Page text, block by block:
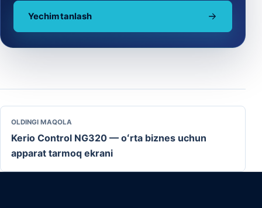
Yechim tanlash
OLDINGI MAQOLA
Kerio Control NG320 — oʻrta biznes uchun
apparat tarmoq ekrani